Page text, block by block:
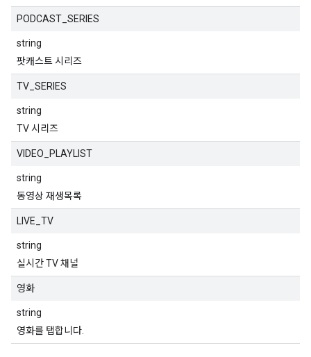
PODCAST_SERIES
string
팟캐스트 시리즈
TV_SERIES
string
TV 시리즈
VIDEO_PLAYLIST
string
동영상 재생목록
LIVE_TV
string
실시간 TV 채널
영화
string
영화를 탭합니다.